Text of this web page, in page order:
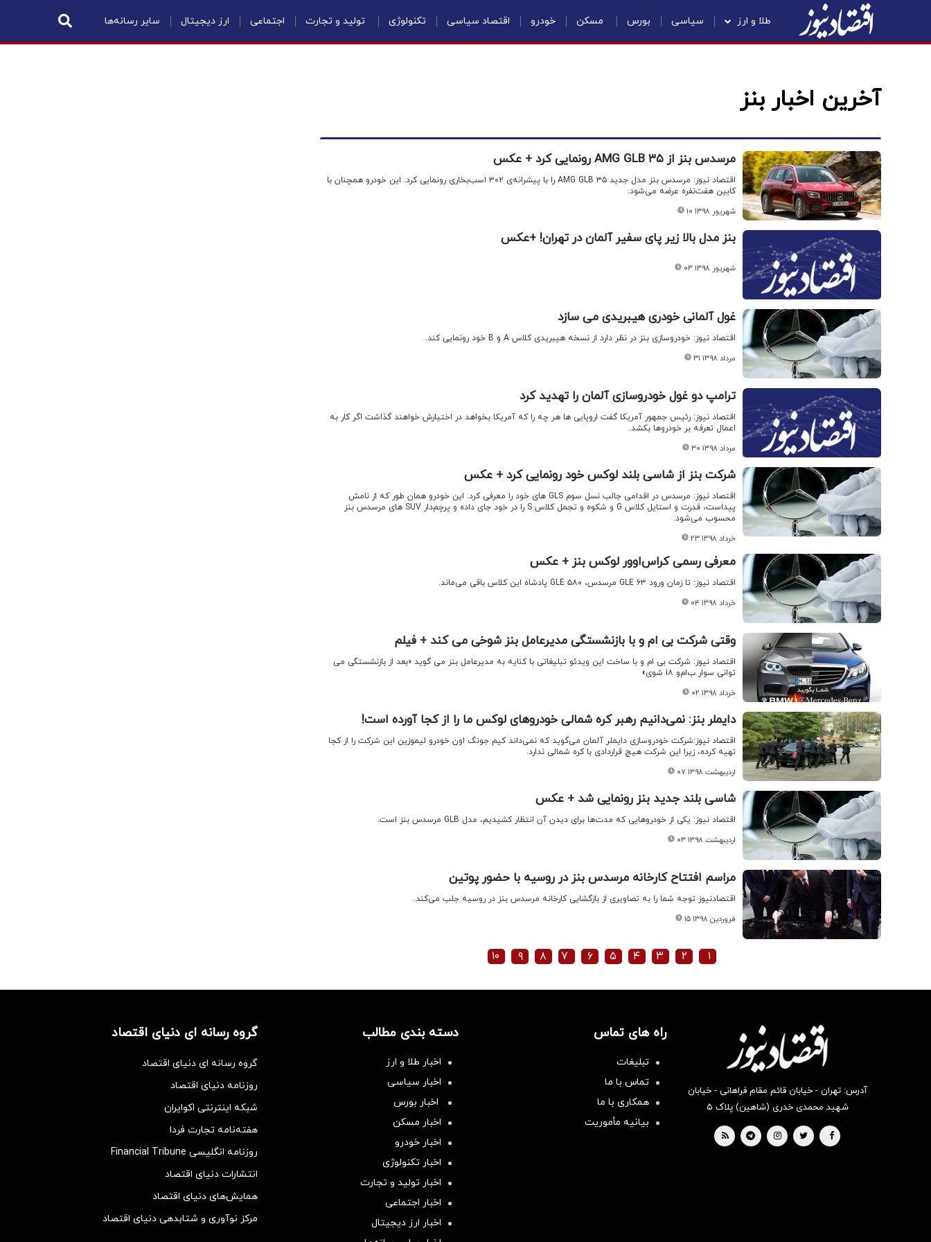
طلا و ارز سیاسی بورس مسکن خودرو اقتصاد سیاسی تکنولوژی تولید و تجارت اجتماعی ارز دیجیتال سایر رسانه‌ها
آخرین اخبار بنز
مرسدس بنز از AMG GLB ۳۵ رونمایی کرد + عکس
اقتصاد نیوز: مرسدس بنز مدل جدید AMG GLB ۳۵ را با پیشرانه‌ی ۳۰۲ اسب‌بخاری رونمایی کرد. این خودرو همچنان با
کابین هفت‌نفره عرضه می‌شود.
۱۰ شهریور ۱۳۹۸
بنز مدل بالا زیر پای سفیر آلمان در تهران! +عکس
۰۳ شهریور ۱۳۹۸
غول آلمانی خودری هیبریدی می سازد
اقتصاد نیوز: خودروسازی بنز در نظر دارد از نسخه هیبریدی کلاس A و B خود رونمایی کند.
۳۱ مرداد ۱۳۹۸
ترامپ دو غول خودروسازی آلمان را تهدید کرد
اقتصاد نیوز: رئیس جمهور آمریکا گفت اروپایی ها هر چه را که آمریکا بخواهد در اختیارش خواهند گذاشت اگر کار به
اعمال تعرفه بر خودروها بکشد.
۳۰ مرداد ۱۳۹۸
شرکت بنز از شاسی بلند لوکس خود رونمایی کرد + عکس
اقتصاد نیوز: مرسدس در اقدامی جالب نسل سوم GLS های خود را معرفی کرد. این خودرو همان طور که از نامش
پیداست، قدرت و استایل کلاس G و شکوه و تجمل کلاس S را در خود جای داده و پرچم‌دار SUV های مرسدس بنز
محسوب می‌شود.
۲۳ خرداد ۱۳۹۸
معرفی رسمی کراس‌اوور لوکس بنز + عکس
اقتصاد نیوز: تا زمان ورود GLE ۶۳ مرسدس، GLE ۵۸۰ پادشاه این کلاس باقی می‌ماند.
۰۴ خرداد ۱۳۹۸
وقتی شرکت بی ام و با بازنشستگی مدیرعامل بنز شوخی می کند + فیلم
اقتصاد نیوز: شرکت بی ام و با ساخت این ویدئو تبلیغاتی با کنایه به مدیرعامل بنز می گوید «بعد از بازنشستگی می
توانی سوار ب‌ام‌و i۸ شوی»
۰۲ خرداد ۱۳۹۸
دایملر بنز: نمی‌دانیم رهبر کره شمالی خودروهای لوکس ما را از کجا آورده است!
​اقتصاد نیوز:شرکت خودروسازی دایملر آلمان می‌گوید که نمی‌داند کیم جونگ اون خودرو لیموزین این شرکت را از کجا
تهیه کرده، زیرا این شرکت هیچ قراردادی با کره شمالی ندارد.
۰۷ اردیبهشت ۱۳۹۸
شاسی بلند جدید بنز رونمایی شد + عکس
اقتصاد نیوز: یکی از خودروهایی که مدت‌ها برای دیدن آن انتظار کشیدیم، مدل GLB مرسدس بنز است.
۰۳ اردیبهشت ۱۳۹۸
مراسم افتتاح کارخانه مرسدس بنز در روسیه با حضور پوتین
اقتصادنیوز توجه شما را به تصاویری از بازگشایی کارخانه مرسدس بنز در روسیه جلب می‌کند.
۱۵ فروردین ۱۳۹۸
۱ ۲ ۳ ۴ ۵ ۶ ۷ ۸ ۹ ۱۰
آدرس: تهران - خیابان قائم مقام فراهانی - خیابان
شهید محمدی خدری (شاهین) پلاک ۵
راه های تماس
تبلیغات
تماس با ما
همکاری با ما
بیانیه مأموریت
دسته بندی مطالب
اخبار طلا و ارز
اخبار سیاسی
اخبار بورس
اخبار مسکن
اخبار خودرو
اخبار تکنولوژی
اخبار تولید و تجارت
اخبار اجتماعی
اخبار ارز دیجیتال
گروه رسانه ای دنیای اقتصاد
گروه رسانه ای دنیای اقتصاد
روزنامه دنیای اقتصاد
شبکه اینترنتی اکوایران
هفته‌نامه تجارت فردا
روزنامه انگلیسی Financial Tribune
انتشارات دنیای اقتصاد
همایش‌های دنیای اقتصاد
مرکز نوآوری و شتابدهی دنیای اقتصاد